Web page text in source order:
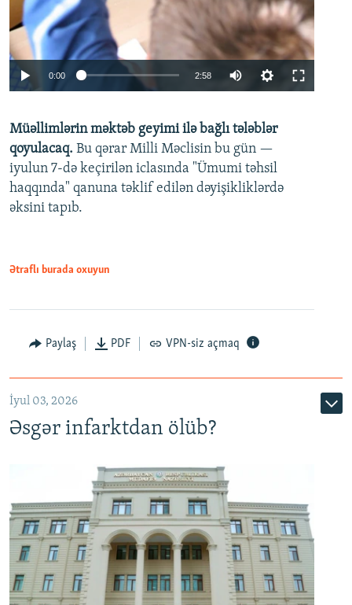
Auto 240p 360p 480p
720p 1080p
0:00 2:58
360p
480p
720p
Müəllimlərin məktəb geyimi ilə bağlı tələblər
qoyulacaq. Bu qərar Milli Məclisin bu gün —
iyulun 7-də keçirilən iclasında "Ümumi təhsil
haqqında" qanuna təklif edilən dəyişikliklərdə
əksini tapıb.
Ətraflı burada oxuyun
Paylaş PDF VPN-siz açmaq
İyul 03, 2026
Əsgər infarktdan ölüb?